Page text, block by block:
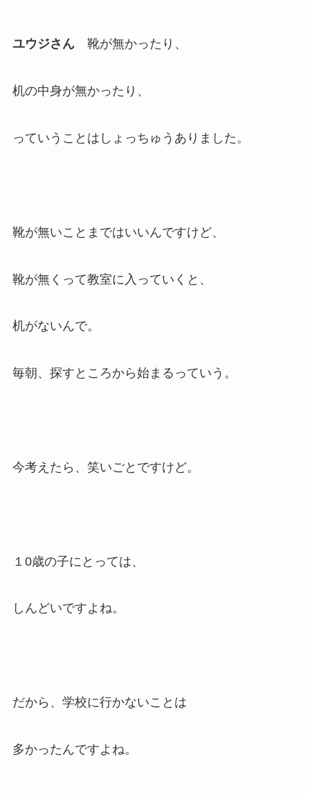
ユウジさん 靴が無かったり、
机の中身が無かったり、
っていうことはしょっちゅうありました。
靴が無いことまではいいんですけど、
靴が無くって教室に入っていくと、
机がないんで。
毎朝、探すところから始まるっていう。
今考えたら、笑いごとですけど。
１0歳の子にとっては、
しんどいですよね。
だから、学校に行かないことは
多かったんですよね。